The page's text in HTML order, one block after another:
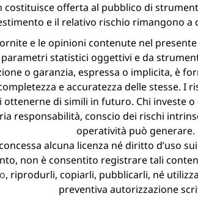
costituisce offerta al pubblico di
e il relativo rischio rimangono a
e le opinioni contenute nel
statistici oggettivi e da
o garanzia, espressa o implicita, è
e accuratezza delle stesse. I
ottenerne di simili in futuro. Chi investe
responsabilità, conscio dei rischi
operatività può generare.
alcuna licenza né diritto d’uso
non è consentito registrare tali
, riprodurli, copiarli, pubblicarli, né
preventiva autorizzazione